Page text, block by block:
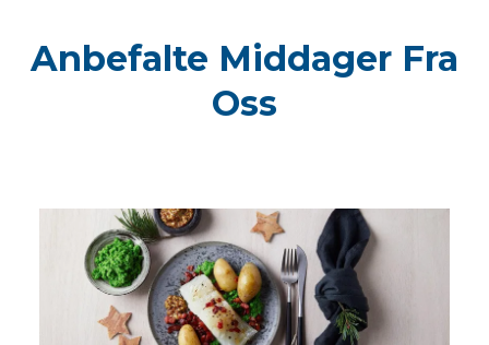
Anbefalte Middager Fra
Oss